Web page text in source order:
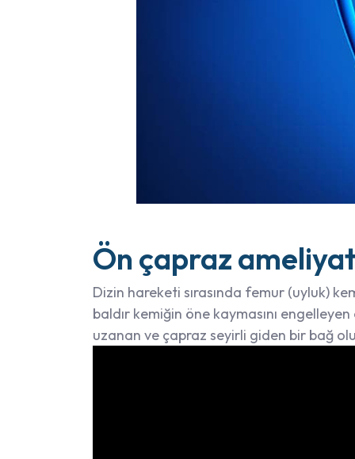
Ön çapraz
Dizin hareketi sırasında femur (uyluk)
baldır kemiğin öne kaymasını
uzanan ve çapraz seyirli giden bir bağ